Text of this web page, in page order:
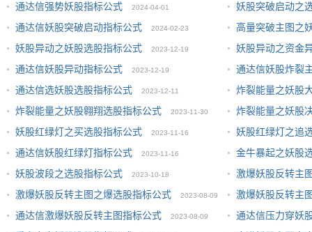
通达信强势妖股指标公式
2024-04-01
妖股突破启动之
通达信妖股突破启动指标公式
2024-02-23 高量突破主图之
11
妖股异动之妖股选股指标公式 2023-12-19
妖股异动之资金
通达信妖股异动指标公式
2023-12-19
通达信妖股炸裂
通达信选妖股选股指标公式
2023-12-11
炸裂能量之妖股
炸裂能量之妖股翱翔选股指标公式
2023-11-30
炸裂能量之妖股
妖股红绿灯之买选股指标公式
2023-11-16
妖股红绿灯之追
通达信妖股红绿灯指标公式
2023-11-16
金牛暴起之妖股
妖股波段之选股指标公式
2023-10-18 激爆妖股反转主
09
激爆妖股反转主图之爆选股指标公式 2023-08-09 激爆妖股反转主
09
通达信激爆妖股反转主图指标公式 2023-08-09
通达信压力穿妖